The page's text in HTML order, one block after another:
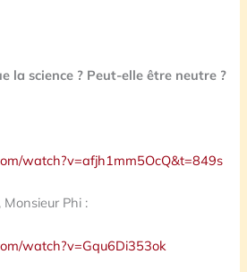
la science ? Peut-elle être neutre ?
watch?v=afjh1mm5OcQ&t=849s
Monsieur Phi :
watch?v=Gqu6Di353ok